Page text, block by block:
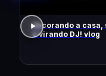
decorando a casa,
e virando DJ! vlog